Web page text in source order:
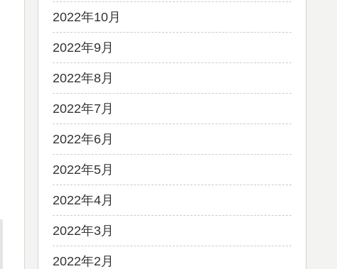
2022年10月
2022年9月
2022年8月
2022年7月
2022年6月
2022年5月
2022年4月
2022年3月
2022年2月